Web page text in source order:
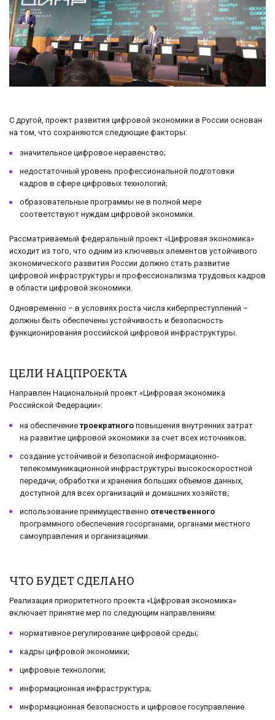
С другой, проект развития цифровой экономики в России основан
на том, что сохраняются следующие факторы:
значительное цифровое неравенство;
недостаточный уровень профессиональной подготовки
кадров в сфере цифровых технологий;
образовательные программы не в полной мере
соответствуют нуждам цифровой экономики.
Рассматриваемый федеральный проект «Цифровая экономика»
исходит из того, что одним из ключевых элементов устойчивого
экономического развития России должно стать развитие
цифровой инфраструктуры и профессионализма трудовых кадров
в области цифровой экономики.
Одновременно – в условиях роста числа киберпреступлений –
должны быть обеспечены устойчивость и безопасность
функционирования российской цифровой инфраструктуры.
ЦЕЛИ НАЦПРОЕКТА
Направлен Национальный проект «Цифровая экономика
Российской Федерации»:
на обеспечениетроекратного повышения внутренних затрат
на развитие цифровой экономики за счет всех источников;
создание устойчивой и безопасной информационно-
телекоммуникационной инфраструктуры высокоскоростной
передачи, обработки и хранения больших объемов данных,
доступной для всех организаций и домашних хозяйств;
использование преимущественно отечественного
программного обеспечения госорганами, органами местного
самоуправления и организациями.
ЧТО БУДЕТ СДЕЛАНО
Реализация приоритетного проекта «Цифровая экономика»
включает принятие мер по следующим направлениям:
нормативное регулирование цифровой среды;
кадры цифровой экономики;
цифровые технологии;
информационная инфраструктура;
информационная безопасность и цифровое госуправление.